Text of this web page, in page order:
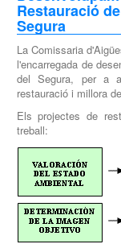
Restauració
Segura
La Comissaria
l'encarregada de
del Segura, per a
restauració i millora
Els projectes de
treball: